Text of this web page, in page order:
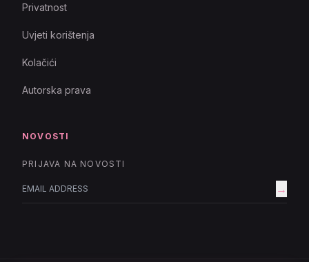
Privatnost
Uvjeti korištenja
Kolačići
Autorska prava
NOVOSTI
PRIJAVA NA NOVOSTI
→